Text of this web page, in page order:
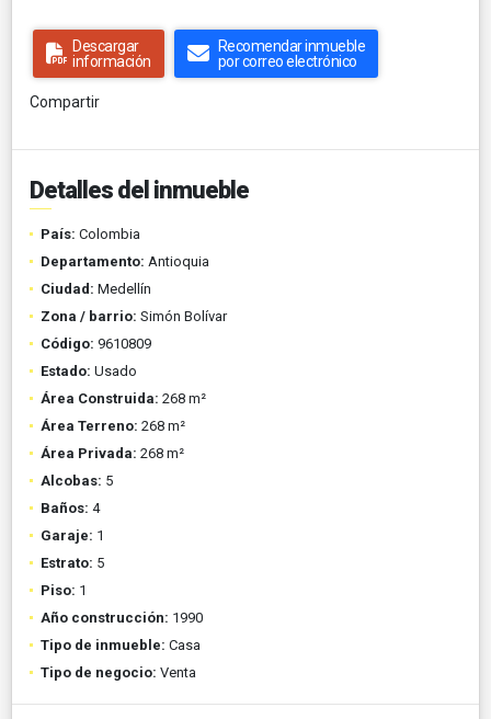
Descargar
información
Recomendar inmueble
por correo electrónico
Compartir
Detalles del inmueble
País: Colombia
Departamento: Antioquia
Ciudad: Medellín
Zona / barrio: Simón Bolívar
Código: 9610809
Estado: Usado
Área Construida: 268 m²
Área Terreno: 268 m²
Área Privada: 268 m²
Alcobas: 5
Baños: 4
Garaje: 1
Estrato: 5
Piso: 1
Año construcción: 1990
Tipo de inmueble: Casa
Tipo de negocio: Venta